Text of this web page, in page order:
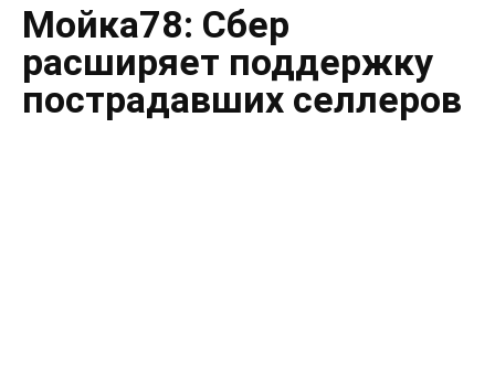
Мойка78: Сбер
расширяет поддержку
пострадавших селлеров